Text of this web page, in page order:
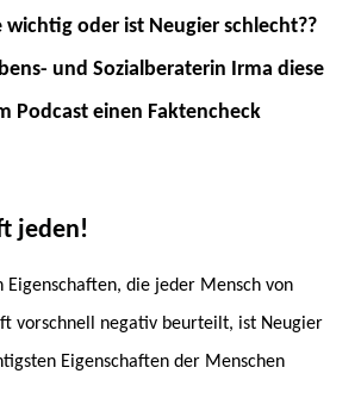
wichtig oder ist Neugier schlecht??
und Sozialberaterin Irma diese
Podcast einen Faktencheck
jeden!
Eigenschaften, die jeder Mensch von
vorschnell negativ beurteilt, ist Neugier
Eigenschaften der Menschen